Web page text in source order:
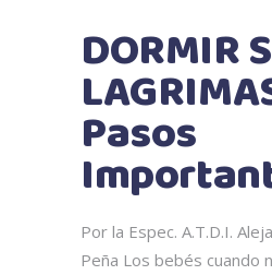
DORMIR
Pasos
Por la Espec. A.T.D.I.
Peña Los bebés cuando